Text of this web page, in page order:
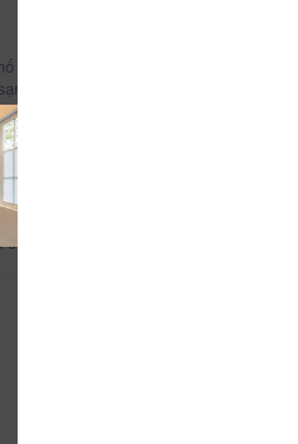
phường, bỏ qua sự gò bó, tù túng
Đến với Vườn Hồng mùa này bạn
xưa, với chút nắng vàng cuối
Đông của những cơn gió luồn qua
mai đọng trên những cành Hồng
Hồng - Với phòng nghỉ riêng biệt,
thân thiện, nhiệt tình của người
Hồng mộc mạc, bạn sẽ có được
mình.